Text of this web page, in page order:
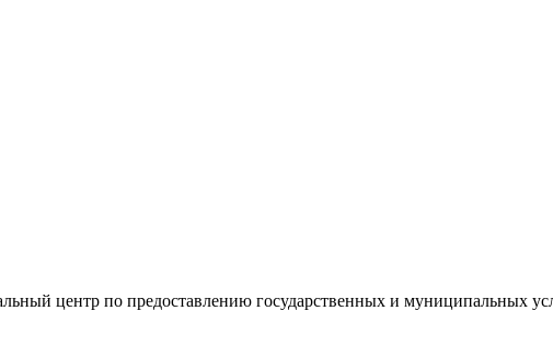
центр по предоставлению государственных и муниципальных